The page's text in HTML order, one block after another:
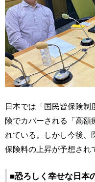
日本では「国民皆保険制
険でカバーされる「高額
れている。しかし今後、
保険料の上昇が予想され
■恐ろしく幸せな日本